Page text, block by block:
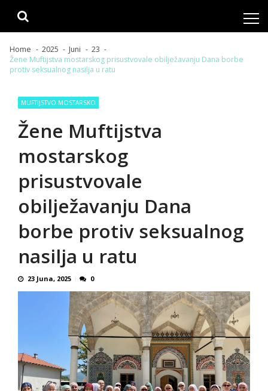
Home 2025 Juni
23
Žene Muftijstva mostarskog prisustvovale obilježavanju Dana borbe
protiv seksualnog nasilja u ratu
MUFTIJSTVO MOSTARSKO
Žene Muftijstva
mostarskog
prisustvovale
obilježavanju Dana
borbe protiv seksualnog
nasilja u ratu
23 Juna, 2025 0